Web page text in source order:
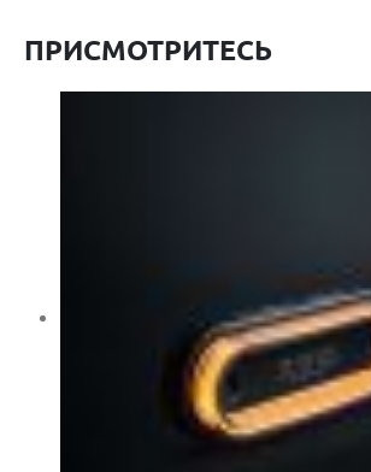
ПРИСМОТРИТЕСЬ